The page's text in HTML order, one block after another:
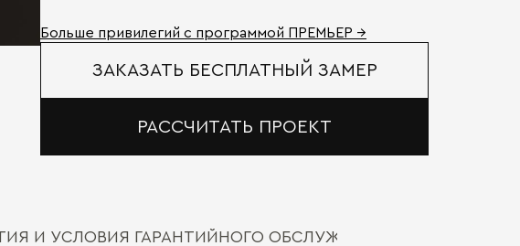
Больше привилегий с программой ПРЕМЬЕР →
ЗАКАЗАТЬ БЕСПЛАТНЫЙ ЗАМЕР
РАССЧИТАТЬ ПРОЕКТ
И УСЛОВИЯ ГАРАНТИЙНОГО ОБСЛУЖИВАНИЯ